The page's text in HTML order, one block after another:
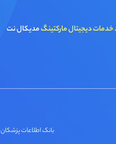
خدمات دیجیتال مارکتینگمدیکال نت
بانک اطلاعات پزشکان